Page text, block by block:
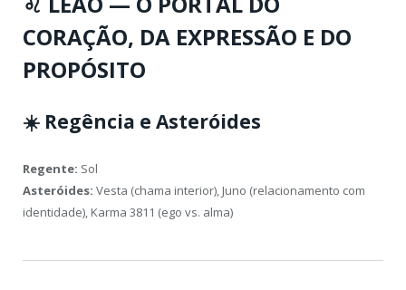
CORAÇÃO, DA EXPRESSÃO E DO
PROPÓSITO
☀️ Regência e Asteróides
Regente: Sol
Asteróides: Vesta (chama interior), Juno (relacionamento com
identidade), Karma 3811 (ego vs. alma)